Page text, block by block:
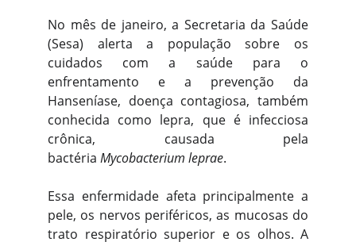
No mês de janeiro, a Secretaria da Saúde
(Sesa) alerta a população sobre os
cuidados com a saúde para o
enfrentamento e a prevenção da
Hanseníase, doença contagiosa, também
conhecida como lepra, que é infecciosa
crônica, causada pela
bactéria Mycobacterium leprae.
Essa enfermidade afeta principalmente a
pele, os nervos periféricos, as mucosas do
trato respiratório superior e os olhos. A